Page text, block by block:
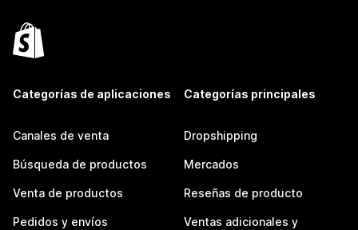
Categorías de aplicaciones
Canales de venta
Búsqueda de productos
Venta de productos
Pedidos y envíos
Categorías principales
Dropshipping
Mercados
Reseñas de producto
Ventas adicionales y